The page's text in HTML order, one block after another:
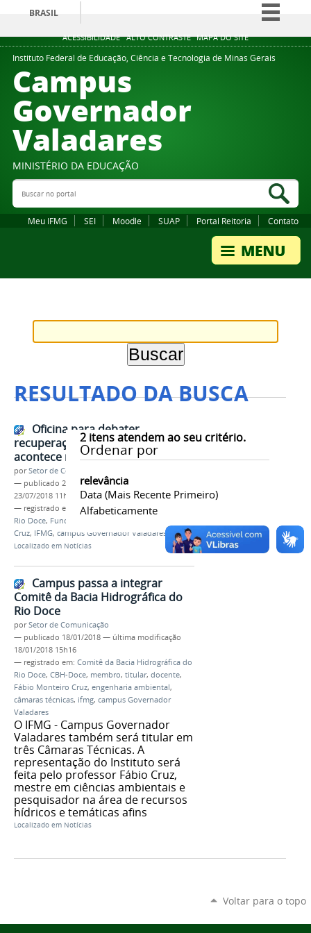
ACESSIBILIDADE ALTO CONTRASTE MAPA DO SITE
BRASIL
Simplifique!
Comunica BR
Instituto Federal de Educação, Ciência e Tecnologia de Minas Gerais
Campus
Governador
Valadares
MINISTÉRIO DA EDUCAÇÃO
Buscar no portal
Meu IFMG SEI Moodle SUAP Portal Reitoria Contato
RESULTADO DA BUSCA
2itens atendem ao seu critério.
Ordenar por
relevância
Data (mais Recente Primeiro)
Alfabeticamente
Oficina para debater
recuperação da bacia do rio Doce
acontece nesta terça (24)
porSetor de Comunicação
— publicado 20/07/2018—última modificação
23/07/2018 11h03
— registrado em:
oficina,recuperação,Bacia do
Rio Doce, Fundação Renova
Cruz, IFMG, campus Governador Valadares
Localizado em Notícias
Campus passa a integrar
Comitê da Bacia Hidrográfica do
Rio Doce
porSetor de Comunicação
— publicado 18/01/2018 — última modificação
18/01/2018 15h16
— registrado em: Comitê da Bacia Hidrográfica do
Rio Doce, CBH-Doce, membro, titular, docente,
Fábio Monteiro Cruz, engenharia ambiental,
câmaras técnicas, ifmg, campus Governador
Valadares
O IFMG - Campus Governador
Valadares também será titular em
três Câmaras Técnicas. A
representação do Instituto será
feita pelo professor Fábio Cruz,
mestre em ciências ambientais e
pesquisador na área de recursos
hídricos e temáticas afins
Localizado em Notícias
Voltar para o topo